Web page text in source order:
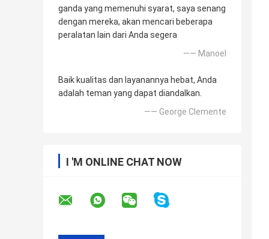
ganda yang memenuhi syarat, saya senang
dengan mereka, akan mencari beberapa
peralatan lain dari Anda segera
—— Manoel
Baik kualitas dan layanannya hebat, Anda
adalah teman yang dapat diandalkan.
—— George Clemente
I 'M ONLINE CHAT NOW